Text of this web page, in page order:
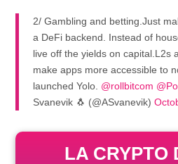
2/ Gambling and betting.Just
a DeFi backend. Instead of
live off the yields on capital.L2s
make apps more accessible to
launched Yolo. @rollbitcom
Svanevik 🐧 (@ASvanevik)
LA CRYPTO